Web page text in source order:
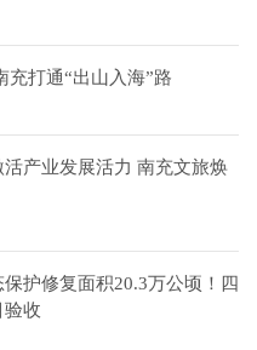
充打通“出山入海”路
产业发展活力 南充文旅焕
护修复面积20.3万公顷！四
验收